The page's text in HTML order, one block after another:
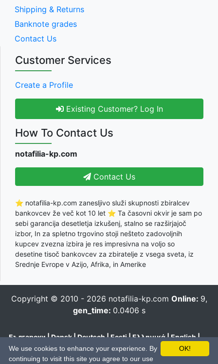
Shipping & Returns
Banknote grades
Contact Us
Customer Services
Create a Profile
Existing Customer? Log In
How To Contact Us
notafilia-kp.com
Contact Us
⭐ notafilia-kp.com zanesljivo služi skupnosti zbiralcev
bankovcev že več kot 10 let ⭐ Ta časovni okvir je sam po
sebi garancija desetletja izkušenj, stalno se razširjajoč
izbor, In za spletno trgovino stoji nešteto zadovoljnih
kupcev zvezna izbira je res impresivna na voljo so
desetine tisoč bankovcev za zbiratelje z vsega sveta, iz
Srednje Evrope v Azijo, Afrika, in Amerike
Copyright © 2010 - 2026 notafilia-kp.com Online: 9,
gen_time: 0.0406 s
Български|Dansk|Deutsch|Eesti|Ελληνικά|English|
Español|Français|Hrvatski|Italiano|Latviešu Lietuvių
Magyar|Nederlands|Polski|Português|Română|Pусский
OK!
We use cookies to enhance your experience. By
continuing to visit this site you agree to our use